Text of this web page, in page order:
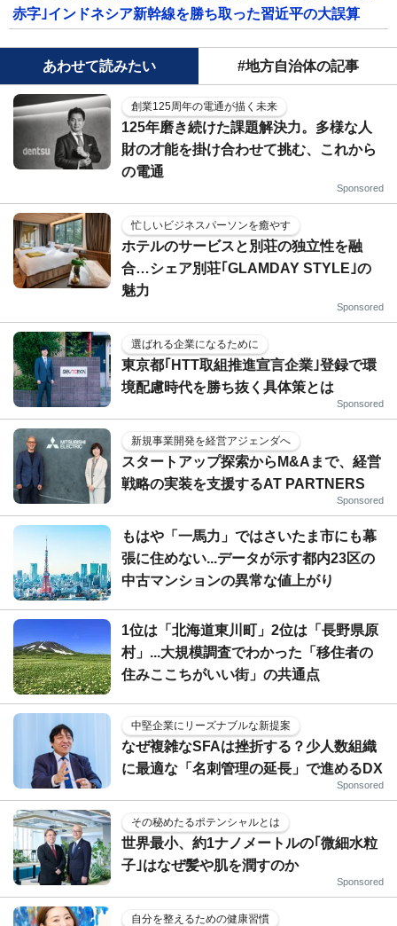
赤字｣インドネシア新幹線を勝ち取った習近平の大誤算
あわせて読みたい #地方自治体の記事
創業125周年の電通が描く未来
125年磨き続けた課題解決力。多様な人
財の才能を掛け合わせて挑む、これから
の電通
Sponsored
忙しいビジネスパーソンを癒やす
ホテルのサービスと別荘の独立性を融
合…シェア別荘｢GLAMDAY STYLE｣の
魅力
Sponsored
選ばれる企業になるために
東京都｢HTT取組推進宣言企業｣登録で環
境配慮時代を勝ち抜く具体策とは
Sponsored
新規事業開発を経営アジェンダへ
スタートアップ探索からM&Aまで、経営
戦略の実装を支援するAT PARTNERS
Sponsored
もはや「一馬力」ではさいたま市にも幕
張に住めない...データが示す都内23区の
中古マンションの異常な値上がり
1位は「北海道東川町」2位は「長野県原
村」...大規模調査でわかった「移住者の
住みここちがいい街」の共通点
中堅企業にリーズナブルな新提案
なぜ複雑なSFAは挫折する？少人数組織
に最適な「名刺管理の延長」で進めるDX
Sponsored
その秘めたるポテンシャルとは
世界最小、約1ナノメートルの｢微細水粒
子｣はなぜ髪や肌を潤すのか
Sponsored
自分を整えるための健康習慣